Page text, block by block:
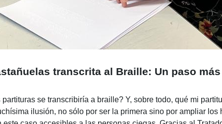
transcrita al Braille: Un paso
se transcribiría a braille? Y, sobre todo, qué mi
ilusión, no sólo por ser la primera sino por ampliar los